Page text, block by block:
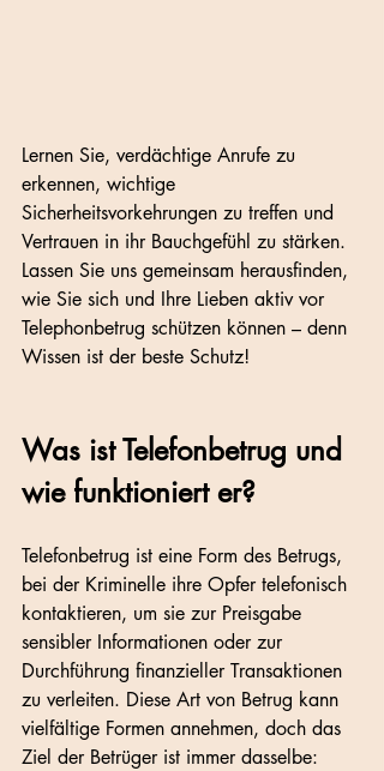
Lernen Sie, verdächtige Anrufe zu
erkennen, wichtige
Sicherheitsvorkehrungen zu treffen und
Vertrauen in ihr Bauchgefühl zu stärken.
Lassen Sie uns gemeinsam herausfinden,
wie Sie sich und Ihre Lieben aktiv vor
Telephonbetrug schützen können – denn
Wissen ist der beste Schutz!
Was ist Telefonbetrug und
wie funktioniert er?
Telefonbetrug ist eine Form des Betrugs,
bei der Kriminelle ihre Opfer telefonisch
kontaktieren, um sie zur Preisgabe
sensibler Informationen oder zur
Durchführung finanzieller Transaktionen
zu verleiten. Diese Art von Betrug kann
vielfältige Formen annehmen, doch das
Ziel der Betrüger ist immer dasselbe: